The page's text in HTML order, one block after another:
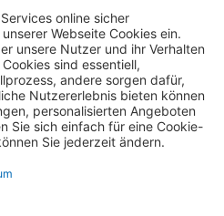
uns auch auf
an Industrie, Handel, Gewerbe und